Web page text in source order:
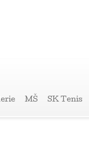
MŠ SK Tenis